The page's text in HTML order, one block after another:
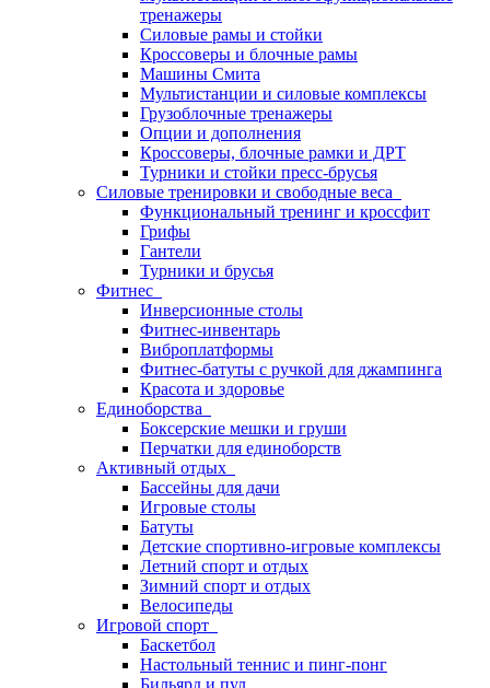
тренажеры
Силовые рамы и стойки
Кроссоверы и блочные рамы
Машины Смита
Мультистанции и силовые комплексы
Грузоблочные тренажеры
Опции и дополнения
Кроссоверы, блочные рамки и ДРТ
Турники и стойки пресс-брусья
Силовые тренировки и свободные веса
Функциональный тренинг и кроссфит
Грифы
Гантели
Турники и брусья
Фитнес
Инверсионные столы
Фитнес-инвентарь
Виброплатформы
Фитнес-батуты с ручкой для джампинга
Красота и здоровье
Единоборства
Боксерские мешки и груши
Перчатки для единоборств
Активный отдых
Бассейны для дачи
Игровые столы
Батуты
Детские спортивно-игровые комплексы
Летний спорт и отдых
Зимний спорт и отдых
Велосипеды
Игровой спорт
Баскетбол
Настольный теннис и пинг-понг
Бильярд и пул